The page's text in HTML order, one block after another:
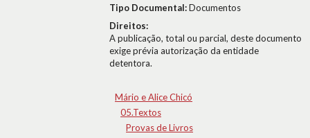
Tipo Documental:Documentos
Direitos:
A publicação, total ou parcial, deste documento
exige prévia autorização da entidade
detentora.
Mário e Alice Chicó
05.Textos
Provas de Livros